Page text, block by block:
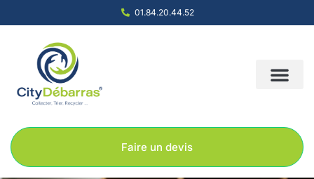
01.84.20.44.52
Faire un devis